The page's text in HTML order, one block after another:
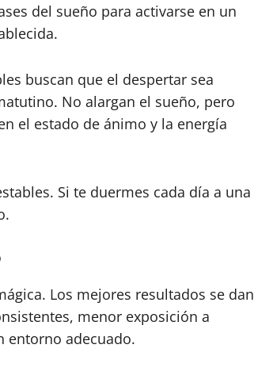
del sueño para activarse en un
buscan que el despertar sea
No alargan el sueño, pero
el estado de ánimo y la energía
Si te duermes cada día a una
Los mejores resultados se dan
menor exposición a
entorno adecuado.